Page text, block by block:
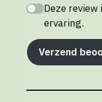
Deze review
ervaring.
Verzend